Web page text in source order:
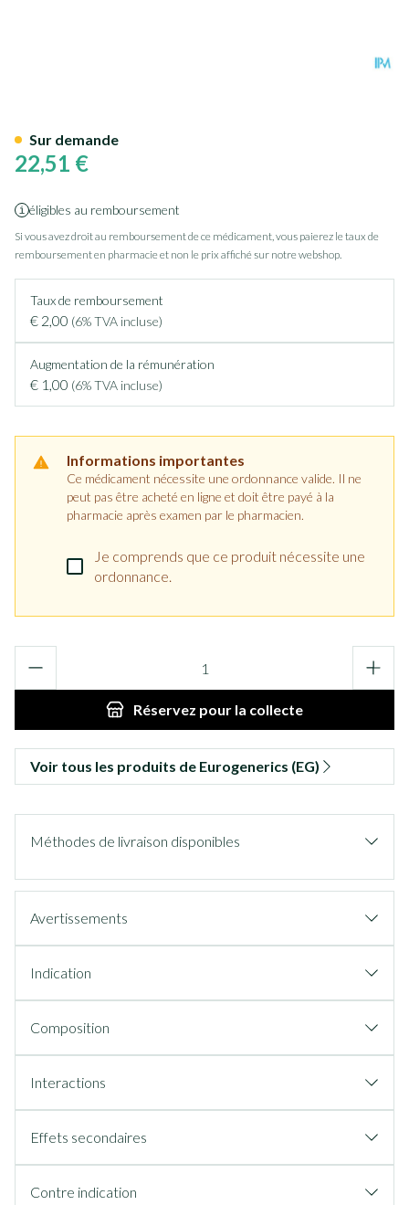
22,51 €
éligibles au remboursement
Si vous avez droit au remboursement de ce médicament, vous paierez le taux de
remboursement en pharmacie et non le prix affiché sur notre webshop.
Taux de remboursement
€ 2,00 (6% TVA incluse)
Augmentation de la rémunération
€ 1,00 (6% TVA incluse)
Informations importantes
Ce médicament nécessite une ordonnance valide. Il ne
peut pas être acheté en ligne et doit être payé à la
pharmacie après examen par le pharmacien.
Je comprends que ce produit nécessite une
ordonnance.
Réservez pour la collecte
Sur demande
Voir tous les produits de Eurogenerics (EG)
Méthodes de livraison disponibles
Avertissements
Indication
Composition
Interactions
Effets secondaires
Contre indication